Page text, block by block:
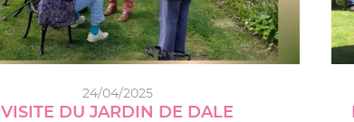
24/04/2025
VISITE DU JARDIN DE DALE